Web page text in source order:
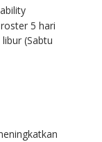
5 hari
(Sabtu